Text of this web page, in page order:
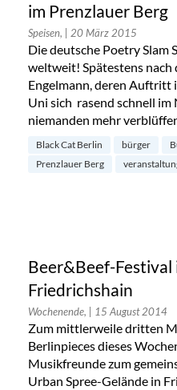
im Prenzlauer Berg
Speisen, | 20 März 2015
Die deutsche Poetry Slam
weltweit! Spätestens nach
Engelmann, deren Auftritt
Uni sich rasend schnell
niemanden mehr
Black Cat Berlin bürger
Prenzlauer Berg
Beer&Beef-Festival
Friedrichshain
Wochenende, | 15 August 2014
Zum mittlerweile dritten
Berlinpieces dieses
Musikfreunde zum
Urban Spree-Gelände in